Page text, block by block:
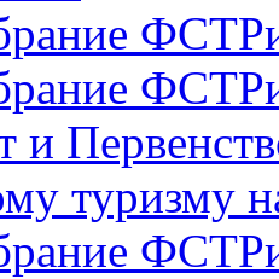
и
туризму